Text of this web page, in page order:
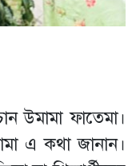
উমামা ফাতেমা।
এ কথা জানান।